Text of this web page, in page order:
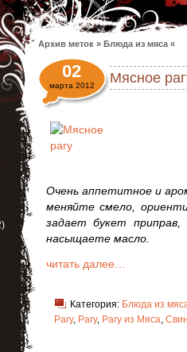
Архив меток » Блюда из мяса «
Мясное
02
марта 2012
Очень аппетитное и
меняйте смело,
задает букет
насыщаете масло.
читать далее…
Категория: Блюда из
Рагу, Рагу, Рагу из Мяса,